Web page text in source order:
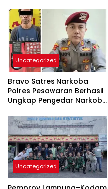
Kepesertaan BPJS
Kesehatan
Uncategorized
Bravo Satres Narkoba
Polres Pesawaran Berhasil
Ungkap Pengedar Narkoba
Uncategorized